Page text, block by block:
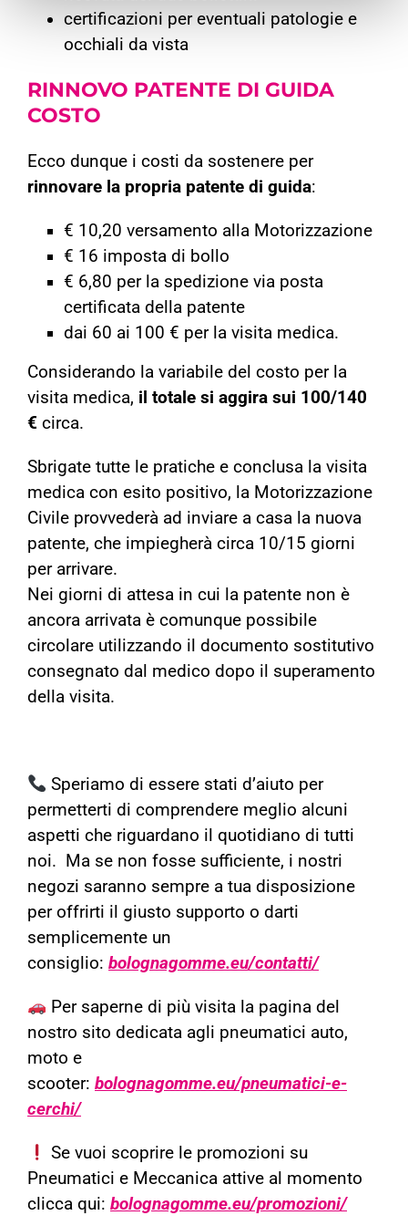
certificazioni per eventuali patologie e
occhiali da vista
RINNOVO PATENTE DI GUIDA
COSTO
Ecco dunque i costi da sostenere per
rinnovare la propria patente di guida:
€ 10,20 versamento alla Motorizzazione
€ 16 imposta di bollo
€ 6,80 per la spedizione via posta
certificata della patente
dai 60 ai 100 € per la visita medica.
Considerando la variabile del costo per la
visita medica, il totale si aggira sui 100/140
€ circa.
Sbrigate tutte le pratiche e conclusa la visita
medica con esito positivo, la Motorizzazione
Civile provvederà ad inviare a casa la nuova
patente, che impiegherà circa 10/15 giorni
per arrivare.
Nei giorni di attesa in cui la patente non è
ancora arrivata è comunque possibile
circolare utilizzando il documento sostitutivo
consegnato dal medico dopo il superamento
della visita.
Speriamo di essere stati d’aiuto per
permetterti di comprendere meglio alcuni
aspetti che riguardano il quotidiano di tutti
noi. Ma se non fosse sufficiente, i nostri
negozi saranno sempre a tua disposizione
per offrirti il giusto supporto o darti
semplicemente un
consiglio: bolognagomme.eu/contatti/
Per saperne di più visita la pagina del
nostro sito dedicata agli pneumatici auto,
moto e
scooter: bolognagomme.eu/pneumatici-e-
cerchi/
Se vuoi scoprire le promozioni su
Pneumatici e Meccanica attive al momento
clicca qui: bolognagomme.eu/promozioni/